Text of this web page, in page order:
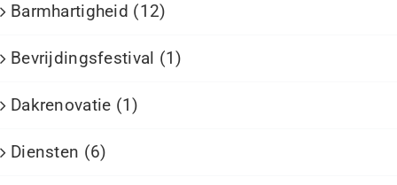
Barmhartigheid (12)
Bevrijdingsfestival (1)
Dakrenovatie (1)
Diensten (6)